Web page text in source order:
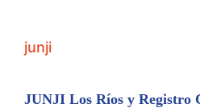
junji
JUNJI Los Ríos y Registro